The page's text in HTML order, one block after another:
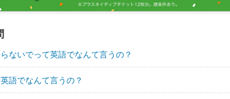
ないでって英語でなんて言うの？
語でなんて言うの？